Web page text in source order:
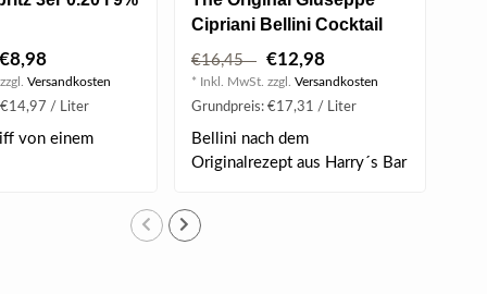
€8,98
Versandkosten
€14,97 / Liter
von einem
Cipriani Bellini Cocktail
0.75 l 5.50% vol
€16,45 €12,98
* Inkl. MwSt. zzgl. Versandkosten
Grundpreis: €17,31 / Liter
Bellini nach dem
Originalrezept aus Harry´s Bar